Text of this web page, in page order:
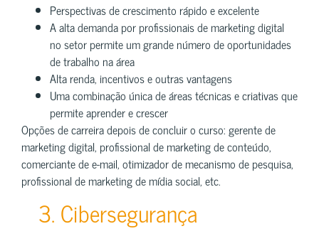
Perspectivas de crescimento rápido e excelente
A alta demanda por profissionais de marketing digital
no setor permite um grande número de oportunidades
de trabalho na área
Alta renda, incentivos e outras vantagens
Uma combinação única de áreas técnicas e criativas que
permite aprender e crescer
Opções de carreira depois de concluir o curso: gerente de
marketing digital, profissional de marketing de conteúdo,
comerciante de e-mail, otimizador de mecanismo de pesquisa,
profissional de marketing de mídia social, etc.
3. Cibersegurança